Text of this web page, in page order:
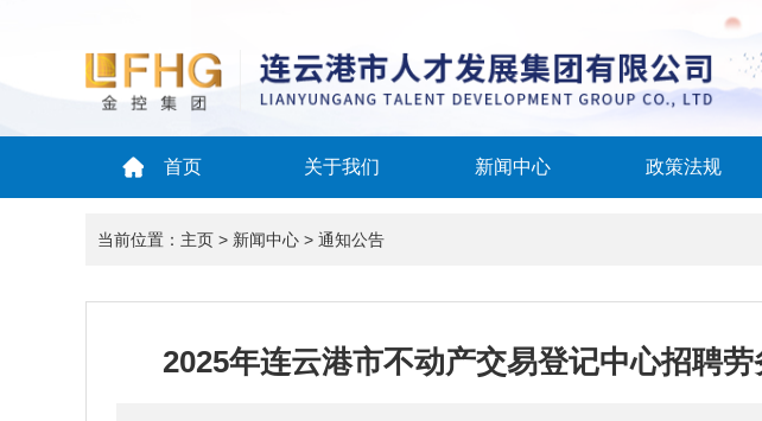
首页 关于我们 新闻中心 政策法规
当前位置： 主页 > 新闻中心 > 通知公告
2025年连云港市不动产交易登记中心招聘